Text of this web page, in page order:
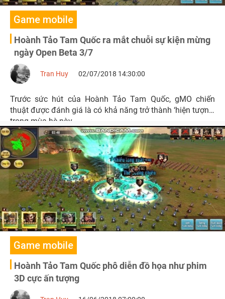
Game mobile
Hoành Tảo Tam Quốc ra mắt chuỗi sự kiện mừng
ngày Open Beta 3/7
Tran Huy 02/07/2018 14:30:00
Trước sức hút của Hoành Tảo Tam Quốc, gMO chiến
thuật được đánh giá là có khả năng trở thành ‘hiện tượng’
trong mùa hè này.
Game mobile
Hoành Tảo Tam Quốc phô diễn đồ họa như phim
3D cực ấn tượng